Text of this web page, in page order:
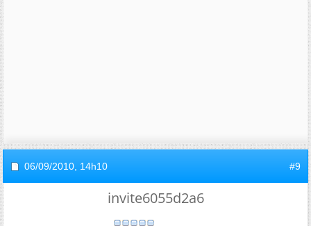
06/09/2010, 14h10 #9
invite6055d2a6